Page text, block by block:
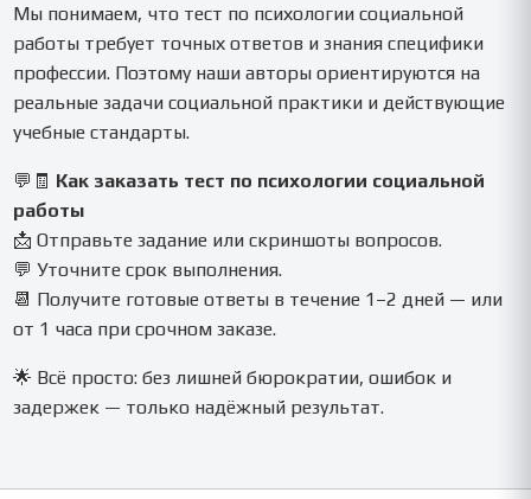
Мы понимаем, что тест по психологии социальной
работы требует точных ответов и знания специфики
профессии. Поэтому наши авторы ориентируются на
реальные задачи социальной практики и действующие
учебные стандарты.
💬🧾 Как заказать тест по психологии социальной
работы
📩 Отправьте задание или скриншоты вопросов.
💬 Уточните срок выполнения.
📆 Получите готовые ответы в течение 1–2 дней — или
от 1 часа при срочном заказе.
🌟 Всё просто: без лишней бюрократии, ошибок и
задержек — только надёжный результат.